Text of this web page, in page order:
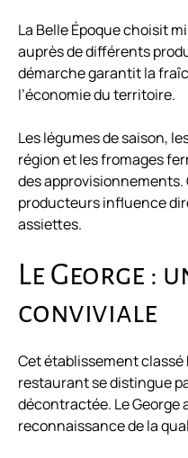
La Belle Époque choisit
auprès de différents
démarche garantit la
l’économie du territoire.
Les légumes de saison,
région et les fromages
des
producteurs influence
assiettes.
Le George :
conviviale
Cet établissement
restaurant se distingue
décontractée. Le George
reconnaissance de la